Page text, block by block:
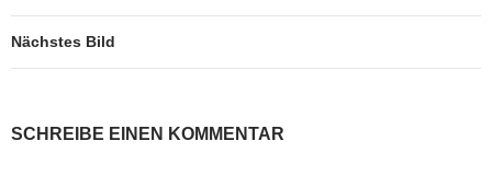
Nächstes Bild
SCHREIBE EINEN KOMMENTAR